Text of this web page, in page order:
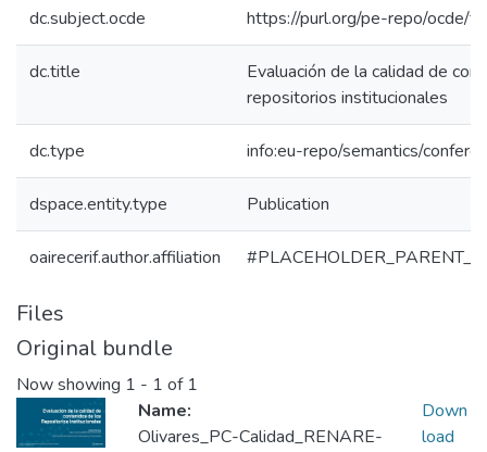
dc.subject.ocde https://purl.org/pe-repo/ocde/
dc.title
Evaluación de la calidad de
repositorios institucionales
dc.type info:eu-repo/semantics/
dspace.entity.type Publication
oairecerif.author.affiliation
Files
Original bundle
Now showing 1 - 1 of 1
Name:
Olivares_PC-Calidad_RENARE-
Down
load